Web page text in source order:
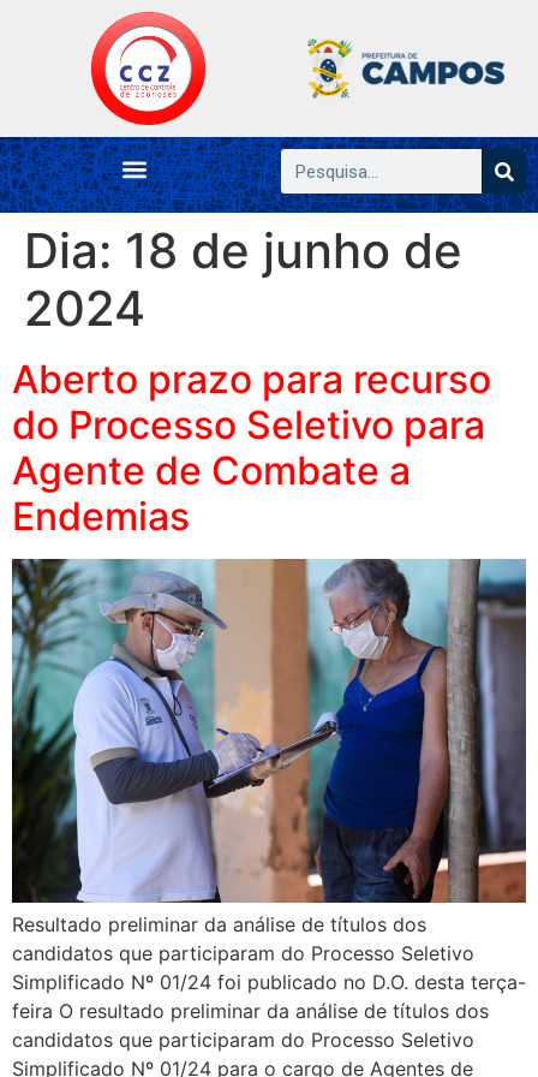
Dia: 18 de junho de
2024
Aberto prazo para recurso
do Processo Seletivo para
Agente de Combate a
Endemias
Resultado preliminar da análise de títulos dos
candidatos que participaram do Processo Seletivo
Simplificado Nº 01/24 foi publicado no D.O. desta terça-
feira O resultado preliminar da análise de títulos dos
candidatos que participaram do Processo Seletivo
Simplificado Nº 01/24 para o cargo de Agentes de